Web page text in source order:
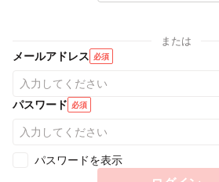
または
メールアドレス 必須
パスワード 必須
パスワードを表示